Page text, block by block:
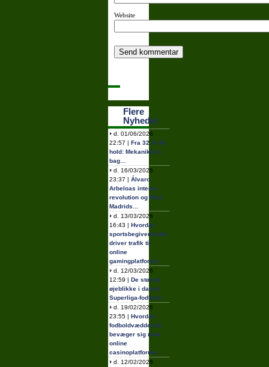
Website
Flere
Nyheder
d. 01/06/2026
22:57 | Fra 32 til 48
hold: Mekanikken
bag…
d. 16/03/2026
23:37 | Álvaro
Arbeloas interne
revolution og Real
Madrids…
d. 13/03/2026
16:43 | Hvordan
sportsbegivenheder
driver trafik til
online
gamingplatforme
d. 12/03/2026
12:59 | De største
øjeblikke i dansk
Superliga-fodbold
d. 19/02/2026
23:55 | Hvordan
fodboldvæddemål
bevæger sig mod
online
casinoplatforme…
d. 12/02/2026